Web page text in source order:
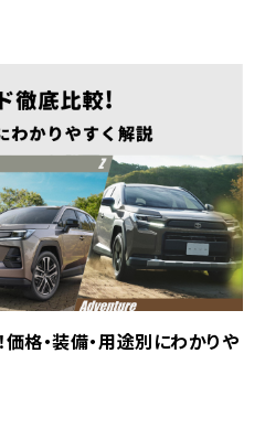
格・装備・用途別にわかりや